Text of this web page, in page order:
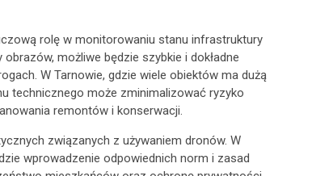
rolę w monitorowaniu stanu infrastruktury
możliwe będzie szybkie i dokładne
W Tarnowie, gdzie wiele obiektów ma dużą
technicznego może zminimalizować ryzyko
remontów i konserwacji.
związanych z używaniem dronów. W
wprowadzenie odpowiednich norm i zasad